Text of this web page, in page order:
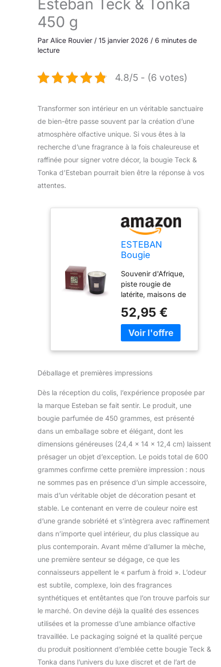
Esteban Teck & Tonka
450 g
Par Alice Rouvier / 15 janvier 2026 / 6 minutes de
lecture
4.8/5 - (6 votes)
Transformer son intérieur en un véritable sanctuaire
de bien-être passe souvent par la création d’une
atmosphère olfactive unique. Si vous êtes à la
recherche d’une fragrance à la fois chaleureuse et
raffinée pour signer votre décor, la bougie Teck &
Tonka d’Esteban pourrait bien être la réponse à vos
attentes.
ESTEBAN
Bougie
GR Teck &
Tonka
Souvenir d'Afrique,
piste rougie de
latérite, maisons de
d'épices : cannelle,
muscade, girofle en
attente de
recompose cet
plus délicieux de
l'histoire des
parfums.
52,95 €
Déballage et premières impressions
Dès la réception du colis, l’expérience proposée par
la marque Esteban se fait sentir. Le produit, une
bougie parfumée de 450 grammes, est présenté
dans un emballage sobre et élégant, dont les
dimensions généreuses (24,4 x 14 x 12,4 cm) laissent
présager un objet d’exception. Le poids total de 600
grammes confirme cette première impression : nous
ne sommes pas en présence d’un simple accessoire,
mais d’un véritable objet de décoration pesant et
stable. Le contenant en verre de couleur noire est
d’une grande sobriété et s’intègrera avec raffinement
dans n’importe quel intérieur, du plus classique au
plus contemporain. Avant même d’allumer la mèche,
une première senteur se dégage, ce que les
connaisseurs appellent le « parfum à froid ». L’odeur
est subtile, complexe, loin des fragrances
synthétiques et entêtantes que l’on trouve parfois sur
le marché. On devine déjà la qualité des essences
utilisées et la promesse d’une ambiance olfactive
travaillée. Le packaging soigné et la qualité perçue
du produit positionnent d’emblée cette bougie Teck &
Tonka dans l’univers du luxe discret et de l’art de